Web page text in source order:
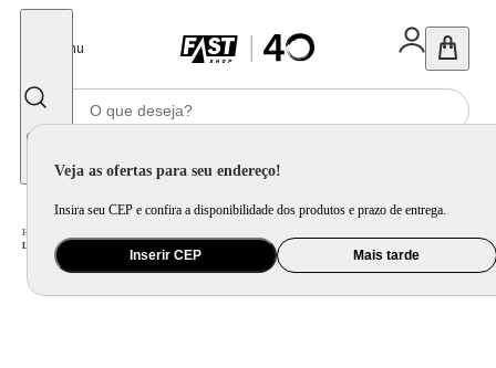
Menu
Veja as ofertas para seu endereço!
Insira seu CEP e confira a disponibilidade dos produtos e prazo de entrega.
Inserir CEP Mais tarde
Home
Lençol Superior Basics em Vivo Branco e Verde Menta 200 Fios - Solteiro